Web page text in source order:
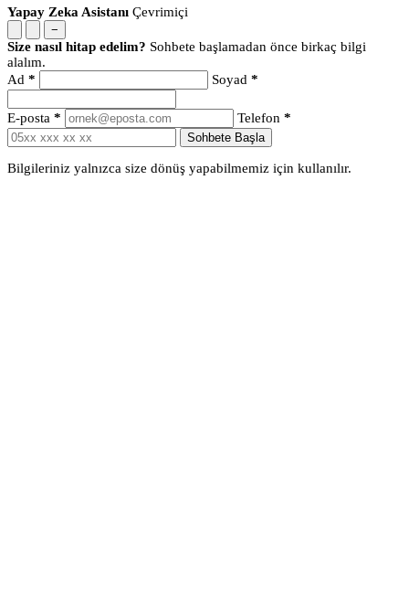
Yapay Zeka Asistanı Çevrimiçi
−
Size nasıl hitap edelim? Sohbete başlamadan önce birkaç bilgi
alalım.
Ad * Soyad *
E-posta * Telefon *
Sohbete Başla
Bilgileriniz yalnızca size dönüş yapabilmemiz için kullanılır.